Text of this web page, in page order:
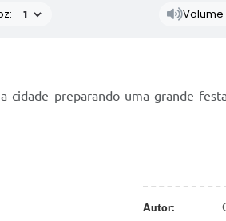
Volume
cidade preparando uma grande
Autor: